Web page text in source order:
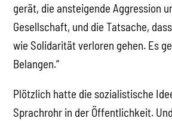
gerät, die ansteigende Aggression
Gesellschaft, und die Tatsache,
wie Solidarität verloren gehen. Es
Belangen.“
Plötzlich hatte die sozialistische
Sprachrohr in der Öffentlichkeit.